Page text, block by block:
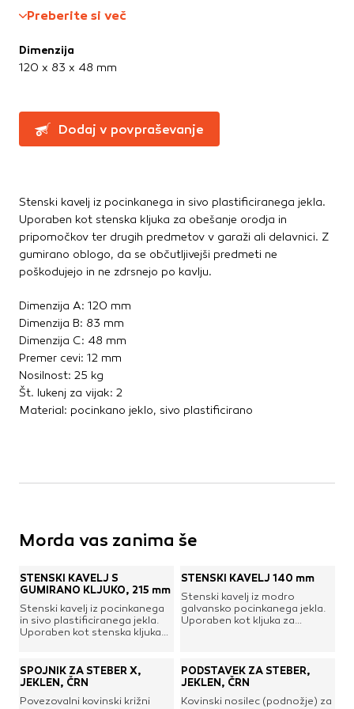
Ročne žage, sekire, noži
Zidarsko orodje
Konzole in nosilci
Kotniki
Spojni elementi
Verige, jeklene vrvi
Vijaki
Žičniki
Preberite si več
Dimenzija
120 x 83 x 48 mm
Dodaj v povpraševanje
Stenski kavelj iz pocinkanega in sivo plastificiranega jekla.
Uporaben kot stenska kljuka za obešanje orodja in
pripomočkov ter drugih predmetov v garaži ali delavnici. Z
gumirano oblogo, da se občutljivejši predmeti ne
poškodujejo in ne zdrsnejo po kavlju.
Dimenzija A: 120 mm
Dimenzija B: 83 mm
Dimenzija C: 48 mm
Premer cevi: 12 mm
Nosilnost: 25 kg
Št. lukenj za vijak: 2
Material: pocinkano jeklo, sivo plastificirano
Morda vas zanima še
STENSKI KAVELJ S
GUMIRANO KLJUKO, 215 mm
Stenski kavelj iz pocinkanega
in sivo plastificiranega jekla.
Uporaben kot stenska kljuka
predmetov v garaži ali
delavnici. Z gumirano oblogo,
da se občutljivejši predmeti ne
poškodujejo in ne zdrsnejo po
STENSKI KAVELJ 140 mm
Stenski kavelj iz modro
galvansko pocinkanega jekla.
Uporaben kot kljuka za
SPOJNIK ZA STEBER X,
JEKLEN, ČRN
Povezovalni kovinski križni
PODSTAVEK ZA STEBER,
JEKLEN, ČRN
Kovinski nosilec (podnožje) za
Partnerska oglaševalska podjetja jih lahko uporabljajo za
prikazovanje ustreznih oglasov na drugih spletnih mestih.
Pri delu uporabljajo edinstveno prepoznavanje vašega
ne boste deležni našega ciljnega spletnega oglaševanja.
DOVOLI VSE